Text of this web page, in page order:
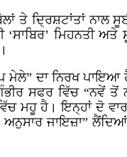
ਤੇ ਦ੍ਰਿਸ਼ਟਾਂਤਾਂ
ਮਿਹਨਤੀ
ਦਾ ਨਿਰਖ ਪਾਇਆ ਹੈ
ਸਫਰ ਵਿੱਚ “ਨਵੇਂ ਤੋਂ
ਮਹੂ ਹੈ। ਇਨ੍ਹਾਂ ਦੋ
ਜਾਇਜ਼ਾ” ਲੈਂਦਿਆਂ